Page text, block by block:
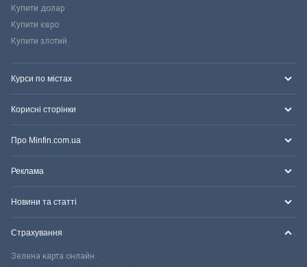
Купити долар
Купити євро
Купити злотий
Курси по містах
Корисні сторінки
Про Minfin.com.ua
Реклама
Новини та статті
Страхування
Зелена карта онлайн